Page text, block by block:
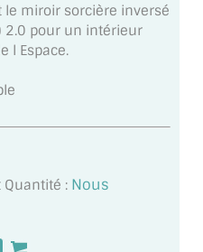
DANSE
le miroir sorcière inversé
2.0 pour un intérieur
l Espace.
Quantité : Nous